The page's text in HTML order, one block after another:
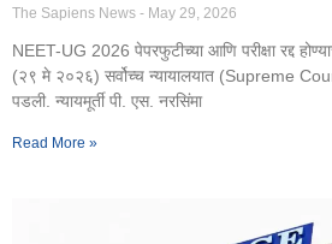
The Sapiens News May 29, 2026
NEET-UG 2026 पेपरफुटीच्या आणि परीक्षा रद्द
(२९ मे २०२६) सर्वोच्च न्यायालयात (Supreme
पडली. न्यायमूर्ती पी. एस. नरसिंमा
Read More »